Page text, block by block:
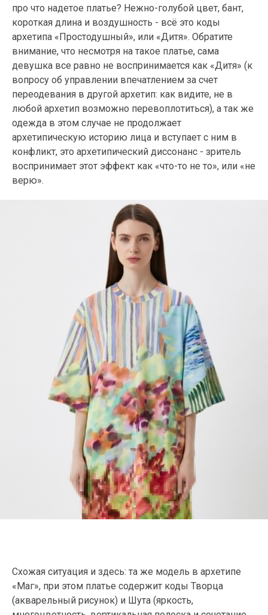
про что надетое платье? Нежно-голубой цвет, бант,
короткая длина и воздушность - всё это коды
архетипа «Простодушный», или «Дитя». Обратите
внимание, что несмотря на такое платье, сама
девушка все равно не воспринимается как «Дитя» (к
вопросу об управлении впечатлением за счет
переодевания в другой архетип: как видите, не в
любой архетип возможно перевоплотиться), а так же
одежда в этом случае не продолжает
архетипическую историю лица и вступает с ним в
конфликт, это архетипический диссонанс - зритель
воспринимает этот эффект как «что-то не то», или «не
верю».
Схожая ситуация и здесь: та же модель в архетипе
«Маг», при этом платье содержит коды Творца
(акварельный рисунок) и Шута (яркость,